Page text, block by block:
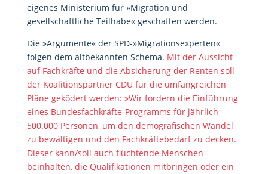
eigenes Ministerium für »Migration und
gesellschaftliche Teilhabe« geschaffen werden.
Die »Argumente« der SPD-»Migrationsexperten«
folgen dem altbekannten Schema. Mit der Aussicht
auf Fachkräfte und die Absicherung der Renten soll
der Koalitionspartner CDU für die umfangreichen
Pläne geködert werden: »Wir fordern die Einführung
eines Bundesfachkräfte-Programms für jährlich
500.000 Personen, um den demografischen Wandel
zu bewältigen und den Fachkräftebedarf zu decken.
Dieser kann/soll auch flüchtende Menschen
beinhalten, die Qualifikationen mitbringen oder ein